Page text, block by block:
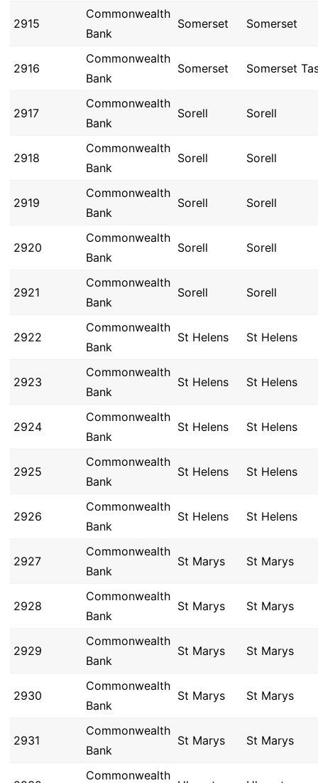
2915
Commonwealth
Bank
Somerset Somerset
2916
Commonwealth
Bank
Somerset Somerset
2917
Commonwealth
Bank
Sorell Sorell
2918
Commonwealth
Bank
Sorell Sorell
2919
Commonwealth
Bank
Sorell Sorell
2920
Commonwealth
Bank
Sorell Sorell
2921
Commonwealth
Bank
Sorell Sorell
2922
Commonwealth
Bank
St Helens St Helens
2923
Commonwealth
Bank
St Helens St Helens
2924
Commonwealth
Bank
St Helens St Helens
2925
Commonwealth
Bank
St Helens St Helens
2926
Commonwealth
Bank
St Helens St Helens
2927
Commonwealth
Bank
St Marys St Marys
2928
Commonwealth
Bank
St Marys St Marys
2929
Commonwealth
Bank
St Marys St Marys
2930
Commonwealth
Bank
St Marys St Marys
2931
Commonwealth
Bank
St Marys St Marys
Commonwealth